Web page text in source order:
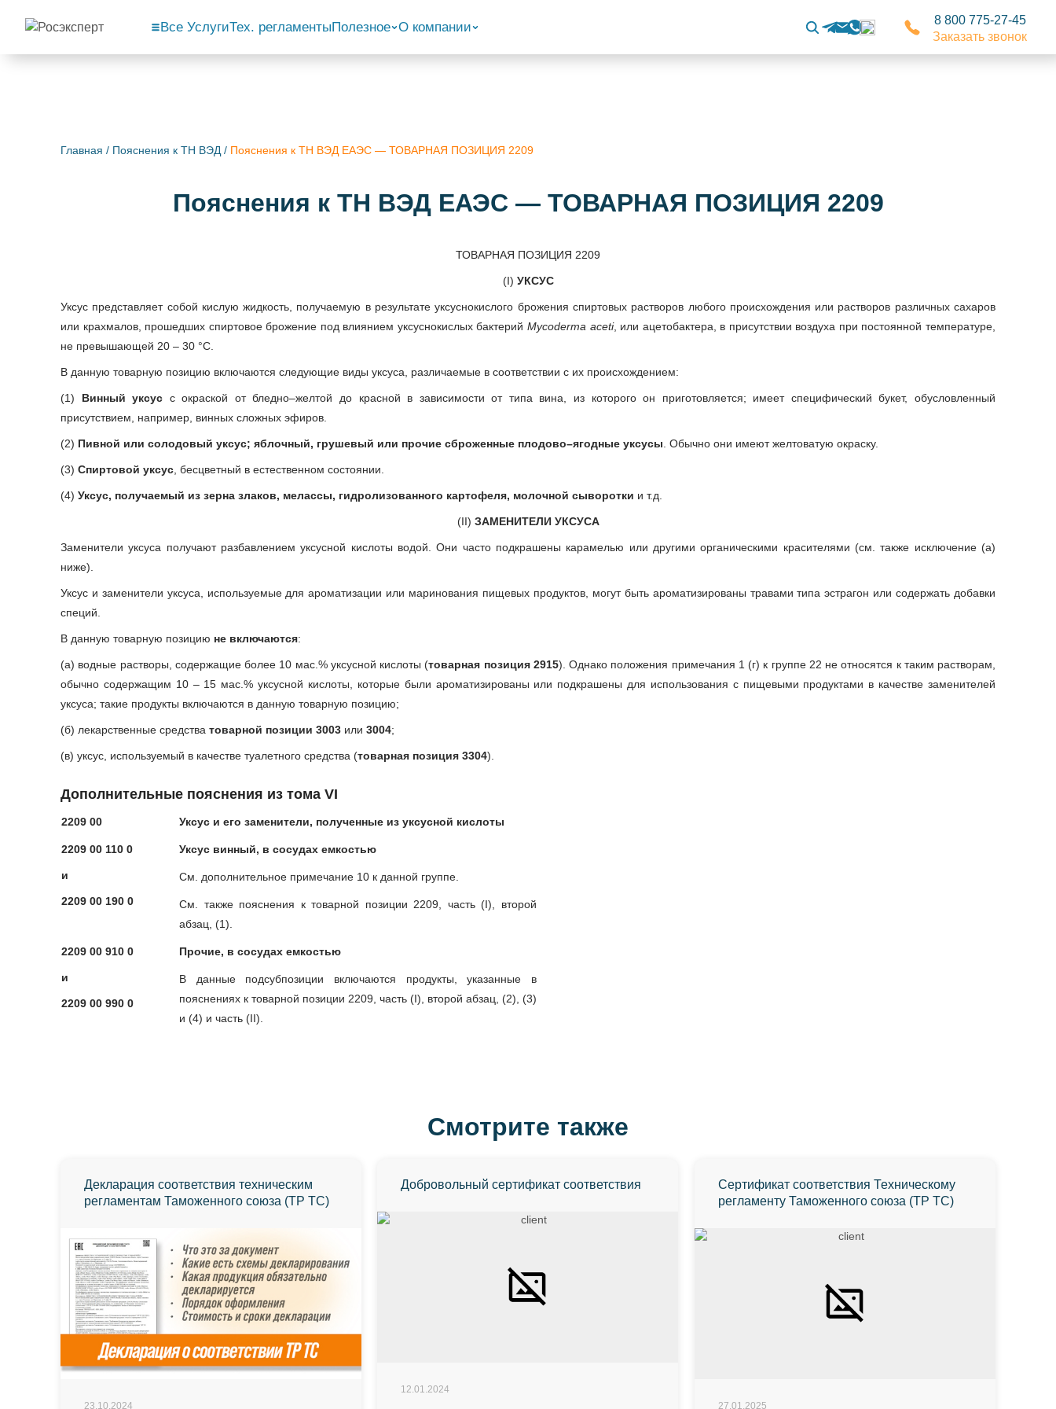
Все УслугиТех. регламентыПолезное О компании
8 800 775-27-45
Заказать звонок
Главная / Пояснения к ТН ВЭД / Пояснения к ТН ВЭД ЕАЭС — ТОВАРНАЯ ПОЗИЦИЯ 2209
Пояснения к ТН ВЭД ЕАЭС — ТОВАРНАЯ ПОЗИЦИЯ 2209
ТОВАРНАЯ ПОЗИЦИЯ 2209
(I) УКСУС
Уксус представляет собой кислую жидкость, получаемую в результате уксуснокислого брожения спиртовых растворов любого происхождения или растворов различных сахаров
или крахмалов, прошедших спиртовое брожение под влиянием уксуснокислых бактерий Mycoderma aceti, или ацетобактера, в присутствии воздуха при постоянной температуре,
не превышающей 20 – 30 °C.
В данную товарную позицию включаются следующие виды уксуса, различаемые в соответствии с их происхождением:
(1) Винный уксус с окраской от бледно–желтой до красной в зависимости от типа вина, из которого он приготовляется; имеет специфический букет, обусловленный
присутствием, например, винных сложных эфиров.
(2) Пивной или солодовый уксус; яблочный, грушевый или прочие сброженные плодово–ягодные уксусы . Обычно они имеют желтоватую окраску.
(3) Спиртовой уксус , бесцветный в естественном состоянии.
(4) Уксус, получаемый из зерна злаков, мелассы, гидролизованного картофеля, молочной сыворотки и т.д.
(II) ЗАМЕНИТЕЛИ УКСУСА
Заменители уксуса получают разбавлением уксусной кислоты водой. Они часто подкрашены карамелью или другими органическими красителями (см. также исключение (а)
ниже).
Уксус и заменители уксуса, используемые для ароматизации или маринования пищевых продуктов, могут быть ароматизированы травами типа эстрагон или содержать добавки
специй.
В данную товарную позицию не включаются:
(а) водные растворы, содержащие более 10 мас.% уксусной кислоты (товарная позиция 2915). Однако положения примечания 1 (г) к группе 22 не относятся к таким растворам,
обычно содержащим 10 – 15 мас.% уксусной кислоты, которые были ароматизированы или подкрашены для использования с пищевыми продуктами в качестве заменителей
уксуса; такие продукты включаются в данную товарную позицию;
(б) лекарственные средства товарной позиции 3003 или 3004;
(в) уксус, используемый в качестве туалетного средства (товарная позиция 3304).
Дополнительные пояснения из тома VI
2209 00 Уксус и его заменители, полученные из уксусной кислоты
2209 00 110 0
и
2209 00 190 0
Уксус винный, в сосудах емкостью
См. дополнительное примечание 10 к данной группе.
См. также пояснения к товарной позиции 2209, часть (I), второй
абзац, (1).
2209 00 910 0
и
2209 00 990 0
Прочие, в сосудах емкостью
В данные подсубпозиции включаются продукты, указанные в
пояснениях к товарной позиции 2209, часть (I), второй абзац, (2), (3)
и (4) и часть (II).
Смотрите также
Декларация соответствия техническим
регламентам Таможенного союза (ТР ТС)
23.10.2024
Добровольный сертификат соответствия
12.01.2024
Сертификат соответствия Техническому
регламенту Таможенного союза (ТР ТС)
27.01.2025